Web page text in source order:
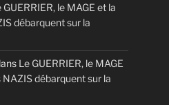
GUERRIER, le MAGE et la
débarquent sur la
Le GUERRIER, le MAGE
NAZIS débarquent sur la